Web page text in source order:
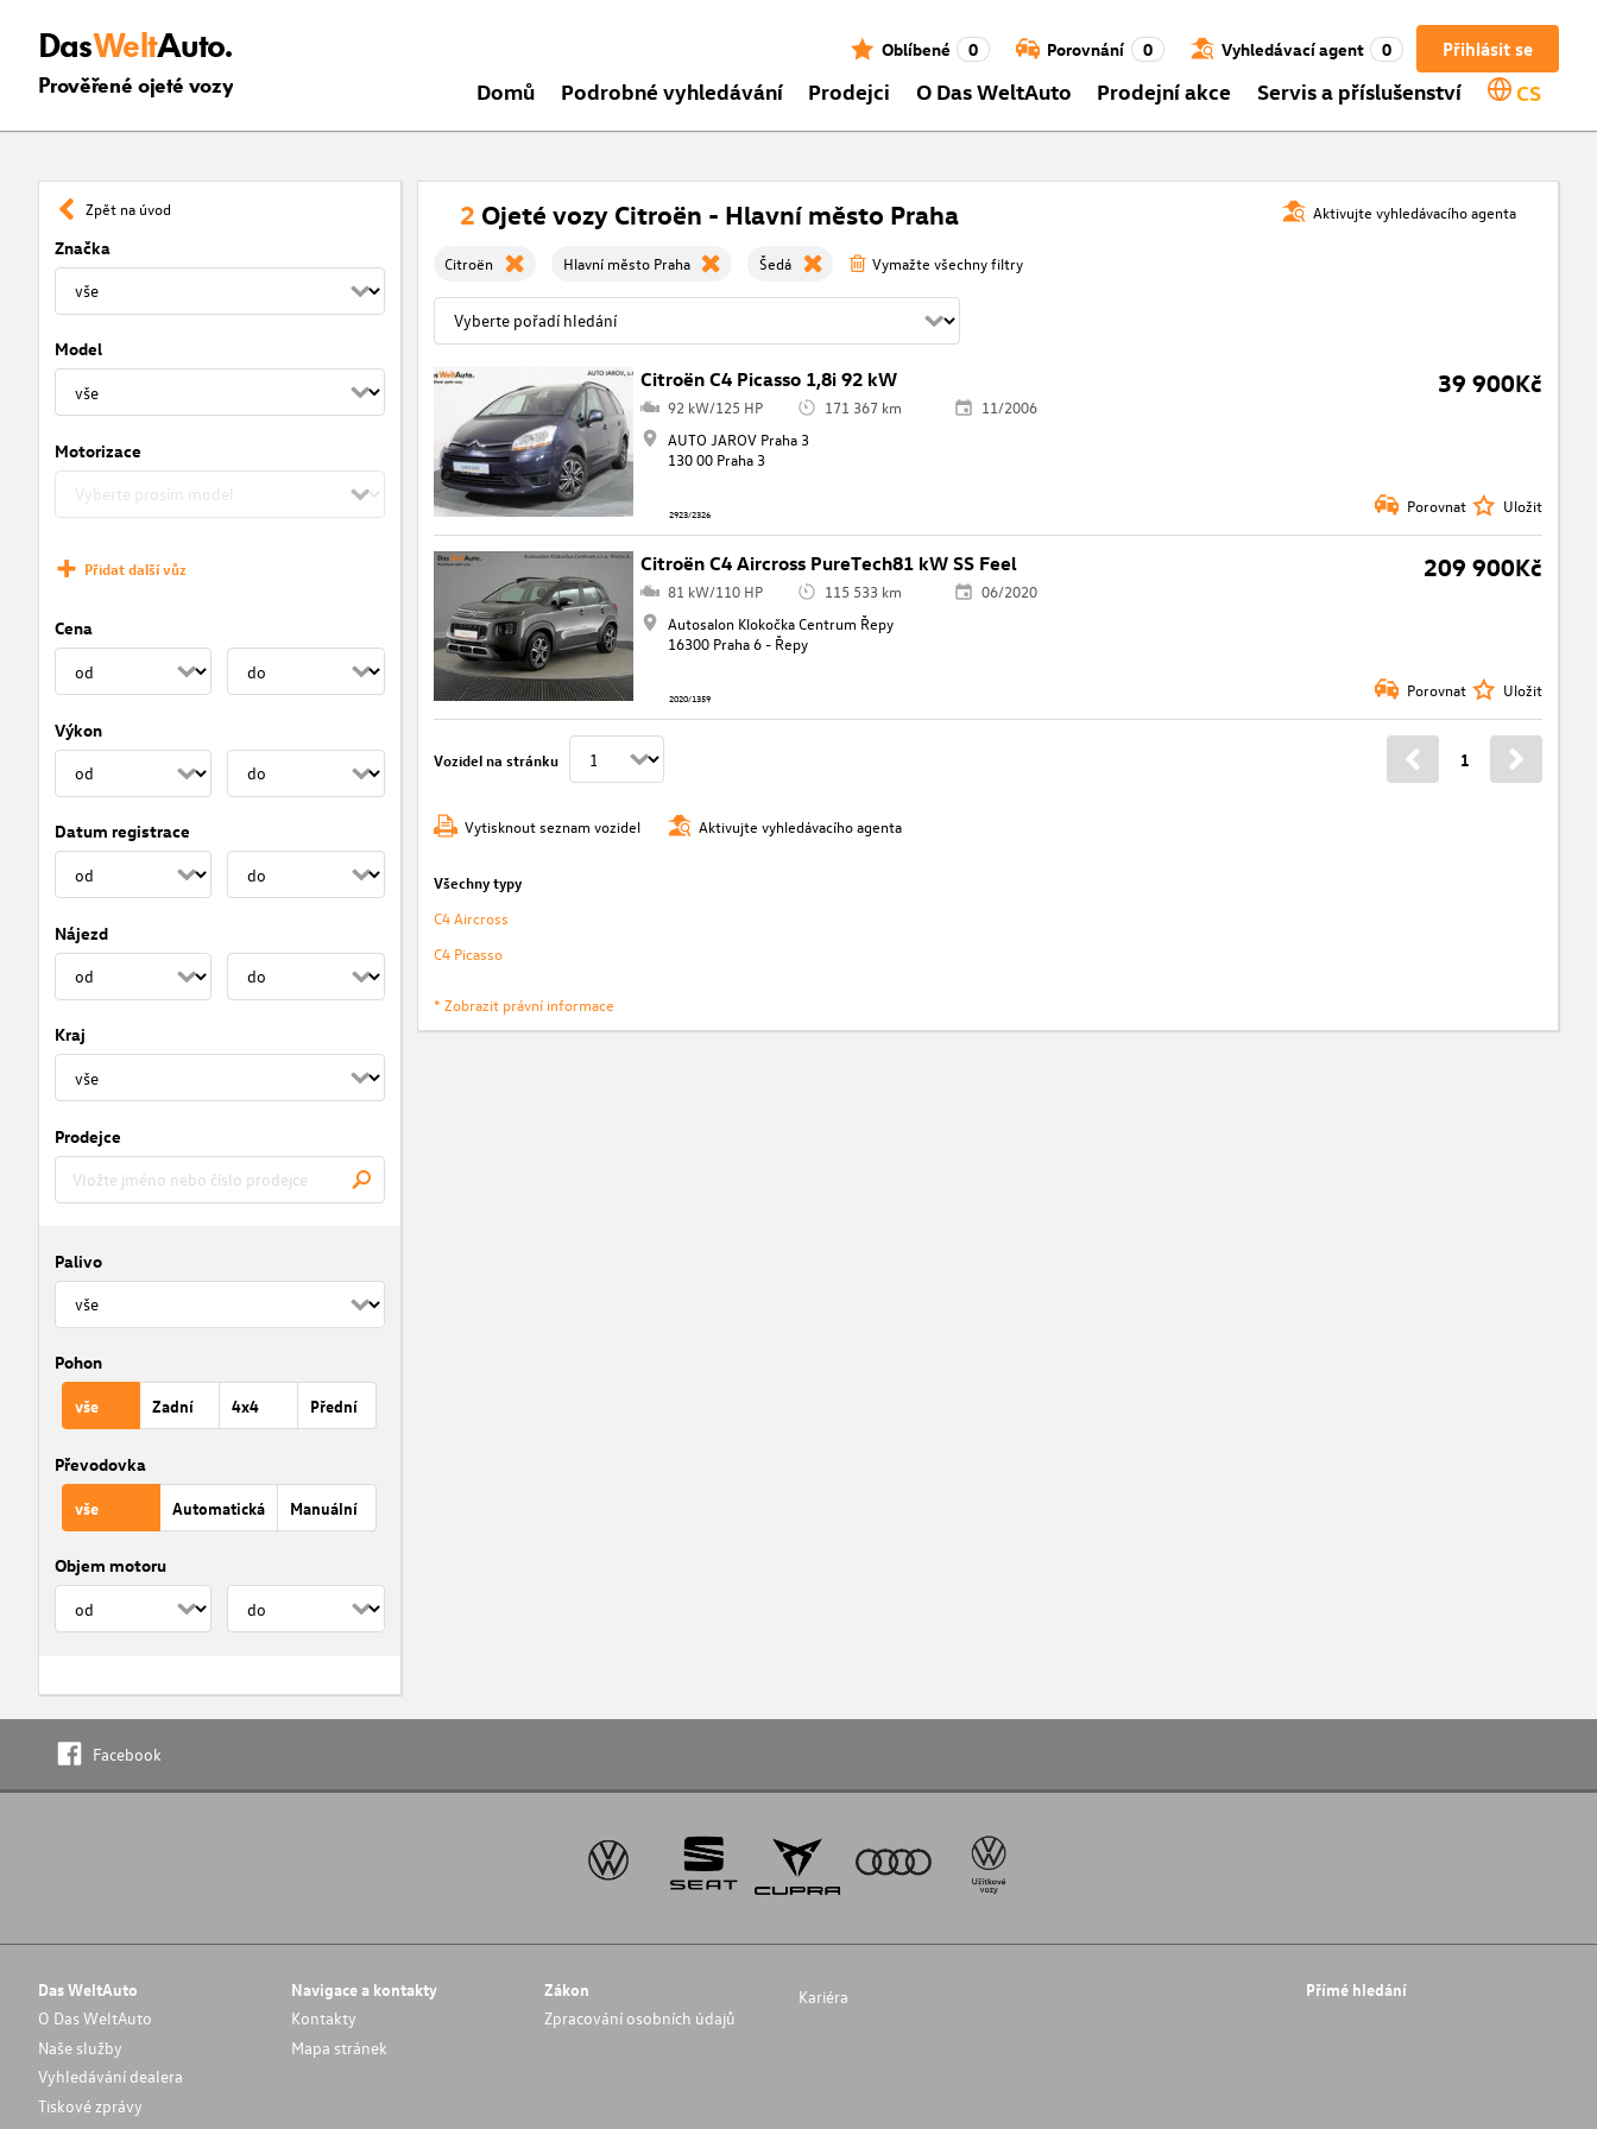
DasWeltAuto.
Prověřené ojeté vozy
Přihlásit se
Oblíbené 0 Porovnání 0 Vyhledávací agent 0
Domů Podrobné vyhledávání Prodejci O Das WeltAuto Prodejní akce Servis a příslušenství CS
Zpět na úvod
Značka
Model
Motorizace
Přidat další vůz
Cena
Výkon
Datum registrace
Nájezd
Kraj
Prodejce
Palivo
Pohon
vše Zadní 4x4 Přední
Převodovka
vše Automatická Manuální
Objem motoru
Aktivujte vyhledávacího agenta
2 Ojeté vozy Citroën - Hlavní město Praha
Citroën Hlavní město Praha Šedá Vymažte všechny filtry
Citroën C4 Picasso 1,8i 92 kW 39 900Kč
92 kW/125 HP 171 367 km
11/2006
AUTO JAROV Praha 3
130 00 Praha 3
2923/2326 Porovnat Uložit
Citroën C4 Aircross PureTech81 kW SS Feel 209 900Kč
81 kW/110 HP 115 533 km
06/2020
Autosalon Klokočka Centrum Řepy
16300 Praha 6 - Řepy
2020/1359 Porovnat Uložit
Vozidel na stránku 1
Vytisknout seznam vozidel Aktivujte vyhledávacího agenta
Všechny typy
C4 Aircross
C4 Picasso
* Zobrazit právní informace
Facebook
Das WeltAuto
O Das WeltAuto
Naše služby
Vyhledávání dealera
Tiskové zprávy
Navigace a kontakty
Kontakty
Mapa stránek
Zákon
Zpracování osobních údajů
Kariéra Přímé hledání